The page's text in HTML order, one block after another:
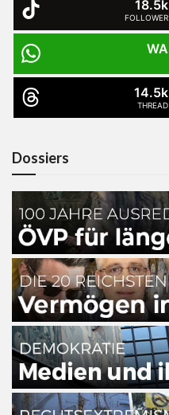
18.5k
FOLLOWER
WA
14.5k
THREAD
Dossiers